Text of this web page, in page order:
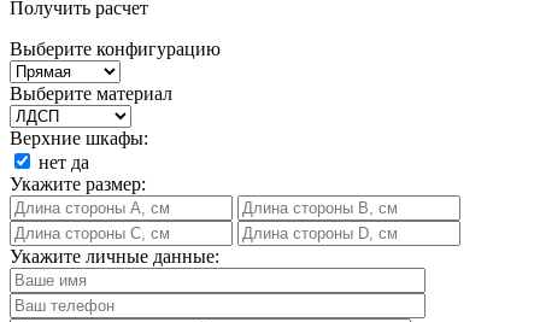
Получить расчет
Выберите конфигурацию
Выберите материал
Верхние шкафы:
нет да
Укажите размер:
Укажите личные данные: